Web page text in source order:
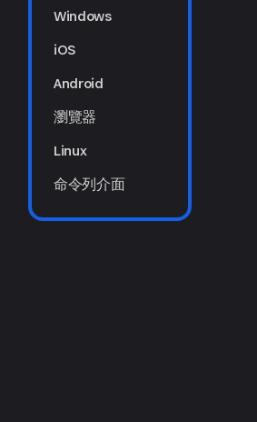
Windows
iOS
Android
瀏覽器
Linux
命令列介面